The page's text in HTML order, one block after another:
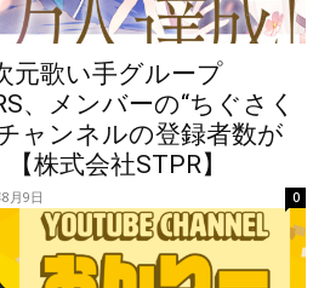
元歌い手グループ
、メンバーの“ちぐさく
ャンネルの登録者数が
株式会社STPR】
月9日 0